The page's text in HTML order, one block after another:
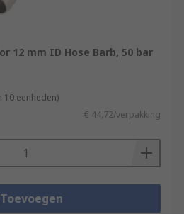
12 mm ID Hose Barb, 50 bar
10 eenheden)
€ 44,72/verpakking
Toevoegen